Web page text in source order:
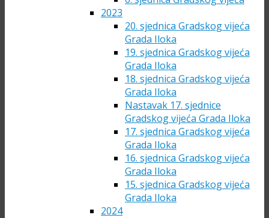
2023
20. sjednica Gradskog vijeća
Grada Iloka
19. sjednica Gradskog vijeća
Grada Iloka
18. sjednica Gradskog vijeća
Grada Iloka
Nastavak 17. sjednice
Gradskog vijeća Grada Iloka
17. sjednica Gradskog vijeća
Grada Iloka
16. sjednica Gradskog vijeća
Grada Iloka
15. sjednica Gradskog vijeća
Grada Iloka
2024